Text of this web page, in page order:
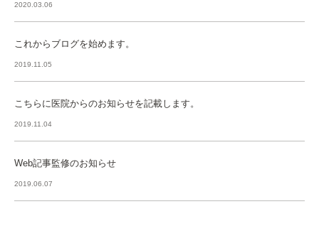
2020.03.06
これからブログを始めます。
2019.11.05
こちらに医院からのお知らせを記載します。
2019.11.04
Web記事監修のお知らせ
2019.06.07